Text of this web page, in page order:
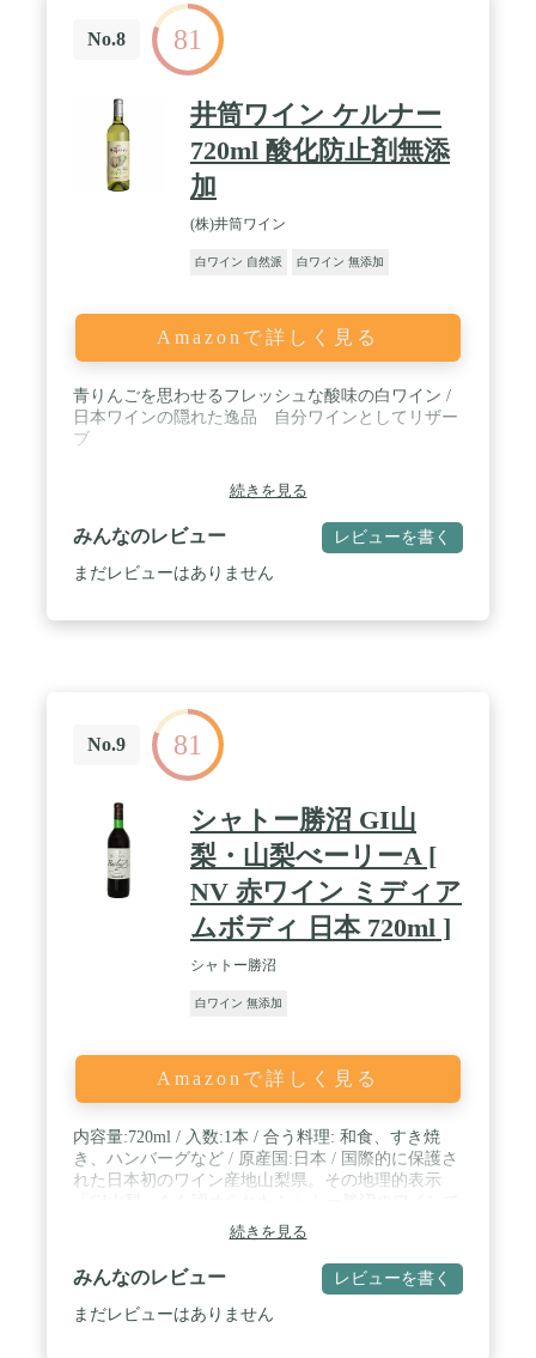
No.8 81
井筒ワイン ケルナー
720ml 酸化防止剤無添
加
(株)井筒ワイン
白ワイン 自然派 白ワイン 無添加
Amazonで詳しく見る
青りんごを思わせるフレッシュな酸味の白ワイン /
日本ワインの隠れた逸品 自分ワインとしてリザー
ブ
続きを見る
みんなのレビュー レビューを書く
まだレビューはありません
No.9 81
シャトー勝沼 GI山
梨・山梨べーリーA [
NV 赤ワイン ミディア
ムボディ 日本 720ml ]
シャトー勝沼
白ワイン 無添加
Amazonで詳しく見る
内容量:720ml / 入数:1本 / 合う料理: 和食、すき焼
き、ハンバーグなど / 原産国:日本 / 国際的に保護さ
れた日本初のワイン産地山梨県。その地理的表示
続きを見る
みんなのレビュー レビューを書く
まだレビューはありません